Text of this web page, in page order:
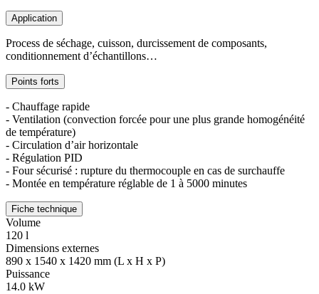
Application
Process de séchage, cuisson, durcissement de composants,
conditionnement d’échantillons…
Points forts
- Chauffage rapide
- Ventilation (convection forcée pour une plus grande homogénéité
de température)
- Circulation d’air horizontale
- Régulation PID
- Four sécurisé : rupture du thermocouple en cas de surchauffe
- Montée en température réglable de 1 à 5000 minutes
Fiche technique
Volume
120 l
Dimensions externes
890 x 1540 x 1420 mm (L x H x P)
Puissance
14.0 kW